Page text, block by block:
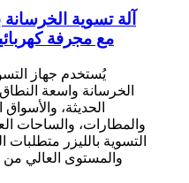
آلة تسوية الخرسانة
مع مجرفة
يُستخدم جهاز
الخرسانة واسعة
الحديثة،
والمطارات، والساحات
التسوية بالليزر متطلبات
والمستوى العالي من